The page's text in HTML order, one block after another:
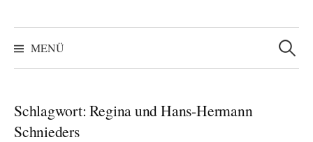
MENÜ
Suchen
nach:
Schlagwort:Regina und Hans-Hermann
Schnieders